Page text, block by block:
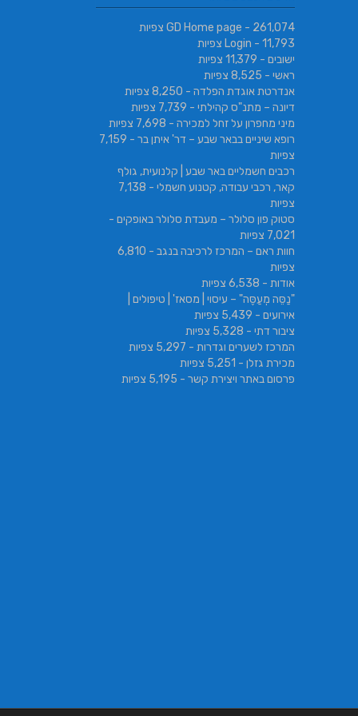
GD Home page - 261,074 צפיות
Login - 11,793 צפיות
ישובים - 11,379 צפיות
ראשי - 8,525 צפיות
אנדרטת אוגדת הפלדה - 8,250 צפיות
דיונה – מתנ"ס קהילתי - 7,739 צפיות
מיני מחפרון על זחל למכירה - 7,698 צפיות
רופא שיניים בבאר שבע – דר' איתן בר
- 7,159
צפיות
רכבים חשמליים באר שבע | קלנועית, גולף
קאר, רכבי עבודה, קטנוע חשמלי
- 7,138
צפיות
סטוק פון סלולר – מעבדת סלולר באופקים -
7,021 צפיות
חוות ראם – המרכז לרכיבה בנגב
- 6,810
צפיות
אודות - 6,538 צפיות
"נַסֵּה מְעַסֶּה" – עיסוי | מסאז' | טיפולים |
אירועים - 5,439 צפיות
ציבור דתי - 5,328 צפיות
המרכז לשערים וגדרות - 5,297 צפיות
מכירת גזלן - 5,251 צפיות
פרסום באתר ויצירת קשר - 5,195 צפיות